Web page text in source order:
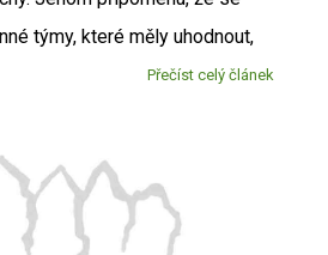
týmy, které měly uhodnout,
Přečíst celý článek